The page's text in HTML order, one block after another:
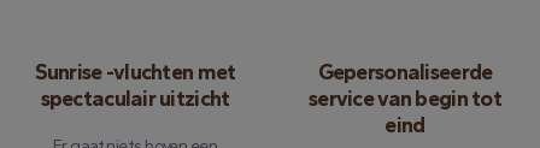
Sunrise -vluchten met
spectaculair uitzicht
Gepersonaliseerde
service van begin tot
eind